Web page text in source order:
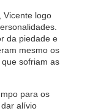
Vicente logo
da piedade e
mesmo os
sofriam as
para os
alívio